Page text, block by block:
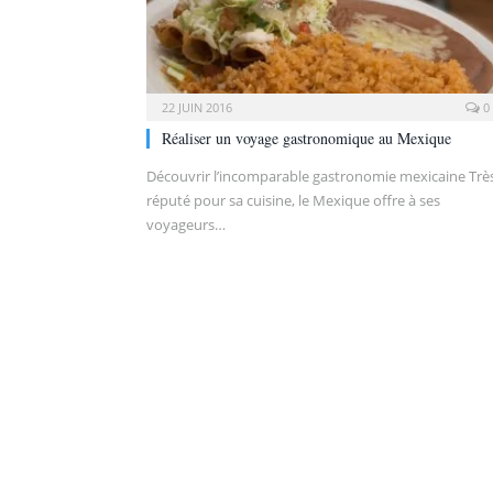
22 JUIN 2016 0
Réaliser un voyage gastronomique au Mexique
Découvrir l’incomparable gastronomie mexicaine
réputé pour sa cuisine, le Mexique offre à ses
voyageurs…